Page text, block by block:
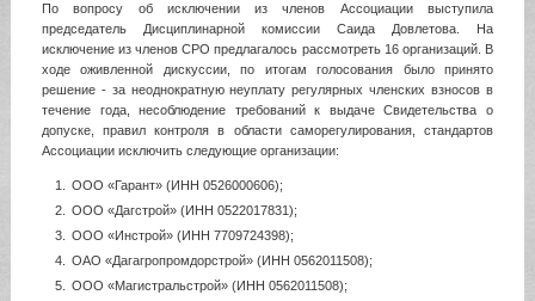
По вопросу об исключении из членов Ассоциации выступила
председатель Дисциплинарной комиссии Саида Довлетова. На
исключение из членов СРО предлагалось рассмотреть 16 организаций. В
ходе оживленной дискуссии, по итогам голосования было принято
решение - за неоднократную неуплату регулярных членских взносов в
течение года, несоблюдение требований к выдаче Свидетельства о
допуске, правил контроля в области саморегулирования, стандартов
Ассоциации исключить следующие организации:
ООО «Гарант» (ИНН 0526000606);
ООО «Дагстрой» (ИНН 0522017831);
ООО «Инстрой» (ИНН 7709724398);
ОАО «Дагагропромдорстрой» (ИНН 0562011508);
ООО «Магистральстрой» (ИНН 0562011508);